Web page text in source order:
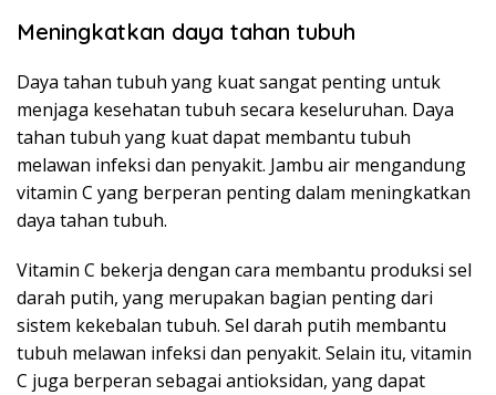
Meningkatkan daya tahan tubuh
Daya tahan tubuh yang kuat sangat penting untuk
menjaga kesehatan tubuh secara keseluruhan. Daya
tahan tubuh yang kuat dapat membantu tubuh
melawan infeksi dan penyakit. Jambu air mengandung
vitamin C yang berperan penting dalam meningkatkan
daya tahan tubuh.
Vitamin C bekerja dengan cara membantu produksi sel
darah putih, yang merupakan bagian penting dari
sistem kekebalan tubuh. Sel darah putih membantu
tubuh melawan infeksi dan penyakit. Selain itu, vitamin
C juga berperan sebagai antioksidan, yang dapat